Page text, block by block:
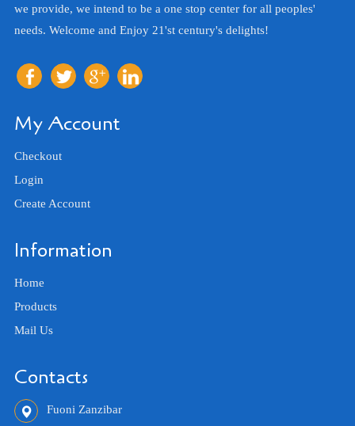
we provide, we intend to be a one stop center for all peoples'
needs. Welcome and Enjoy 21'st century's delights!
My Account
Checkout
Login
Create Account
Information
Home
Products
Mail Us
Contacts
Fuoni Zanzibar